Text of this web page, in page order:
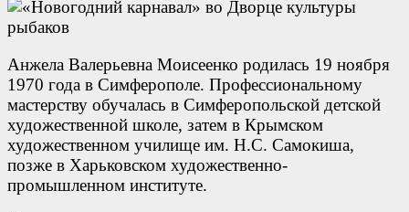
Анжела Валерьевна Моисеенко родилась 19 ноября
1970 года в Симферополе. Профессиональному
мастерству обучалась в Симферопольской детской
художественной школе, затем в Крымском
художественном училище им. Н.С. Самокиша,
позже в Харьковском художественно-
промышленном институте.